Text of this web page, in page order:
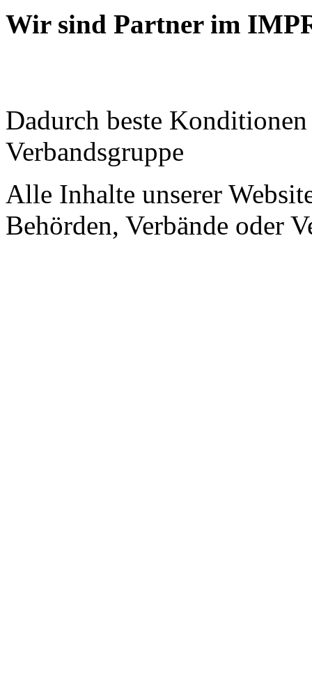
Wir sind Partner im
Dadurch beste
Verbandsgruppe
Alle Inhalte unserer
Behörden, Verbände oder